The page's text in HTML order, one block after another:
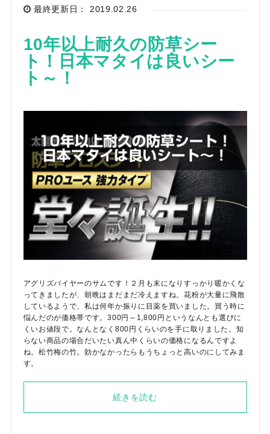
閲覧履歴一覧
農業機械
農業資材
作業用品
補修部品
レンタル
ブログ
メールでのお問い合わせ
info@agriz.net
最終更新日： 2019.02.26
10年以上耐久の防草シー
ト！日本マタイは良いシー
ト～！
アグリズバイヤーのサムです！２月も末になりすっかり暖かくな
ってきましたが、朝晩はまだまだ冷えますね。花粉が大量に飛散
しているようで、私は何年か振りに目薬を買いました。買う時に
悩んだのが価格帯です。300円～1,800円というなんとも選びに
くいお値段で。なんとなく800円くらいのを手に取りました。知
らない商品の場合だいたい真ん中くらいの価格になるんですよ
ね。松竹梅の竹。効かなかったらもうちょっと高いのにしてみま
す。
続きを読む